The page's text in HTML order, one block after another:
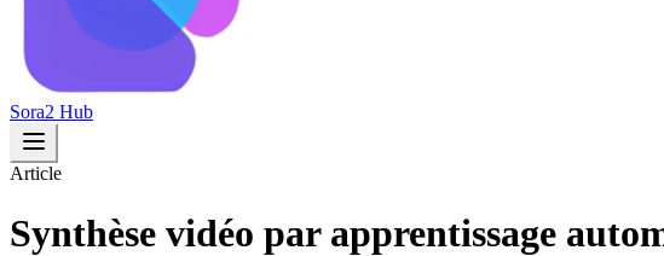
Sora2 Hub
Article
Synthèse vidéo par apprentissage